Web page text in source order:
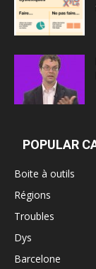
POPULAR
Boite à outils
Régions
Troubles
Dys
Barcelone